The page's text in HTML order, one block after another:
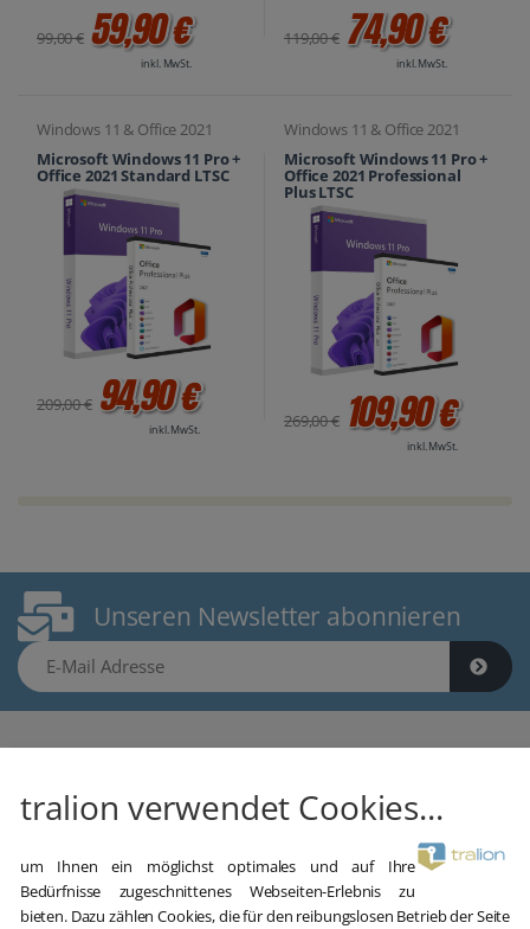
99,00 € 59,90 €
inkl. MwSt.
119,00 € 74,90 €
inkl. MwSt.
Windows 11 & Office 2021
Microsoft Windows 11 Pro +
Office 2021 Standard LTSC
209,00 € 94,90 €
inkl. MwSt.
Windows 11 & Office 2021
Microsoft Windows 11 Pro +
Office 2021 Professional
Plus LTSC
269,00 € 109,90 €
inkl. MwSt.
Unseren Newsletter abonnieren
E-Mail Adresse
Gebrauchte Software kaufen
Aber sicher!
tralion verwendet Cookies...
um Ihnen ein möglichst optimales und auf Ihre
Bedürfnisse zugeschnittenes Webseiten-Erlebnis zu
bieten. Dazu zählen Cookies, die für den reibungslosen Betrieb der Seite